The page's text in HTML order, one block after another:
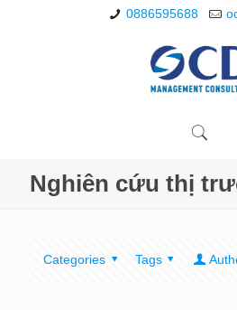
0886595688
Nghiên cứu thị
Categories Tags